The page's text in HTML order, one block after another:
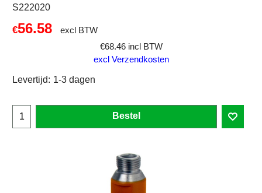
S222020
€56.58
excl BTW
€68.46 incl BTW
excl Verzendkosten
Levertijd: 1-3 dagen
Bestel